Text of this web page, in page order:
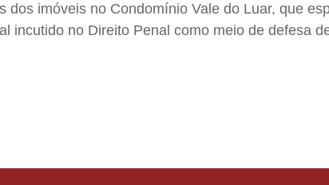
dos imóveis no Condomínio Vale do Luar, que
incutido no Direito Penal como meio de defesa